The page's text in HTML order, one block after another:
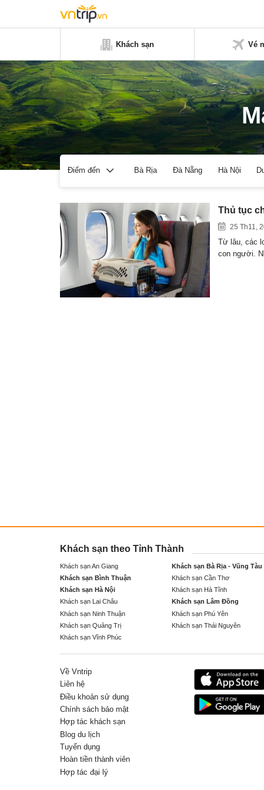
Khách sạn Vé
Điểm đến Bà Rịa Đà Nẵng Hà Nội
Thủ tục
25 Th11,
Từ lâu, các
con người.
Khách sạn theo Tỉnh Thành
Khách sạn An Giang Khách sạn Bà Rịa - Vũng Tàu
Khách sạn Bình Thuận
Khách sạn Cần Thơ
Khách sạn Hà Nội
Khách sạn Hà Tĩnh
Khách sạn Lai Châu
Khách sạn Lâm Đồng
Khách sạn Ninh Thuận
Khách sạn Phú Yên
Khách sạn Quảng Trị
Khách sạn Thái Nguyên
Khách sạn Vĩnh Phúc
Về Vntrip
Liên hệ
Điều khoản sử dụng
Chính sách bảo mật
Hợp tác khách sạn
Blog du lịch
Tuyển dụng
Hoàn tiền thành viên
Hợp tác đại lý